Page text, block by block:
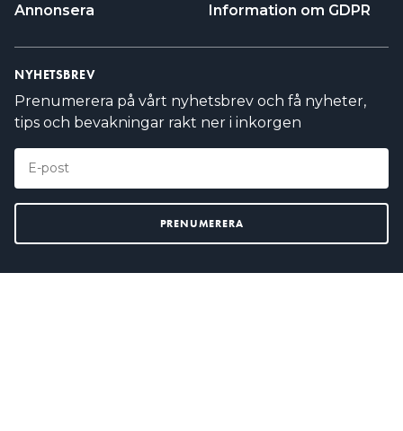
Annonsera Information om GDPR
NYHETSBREV
Prenumerera på vårt nyhetsbrev och få nyheter,
tips och bevakningar rakt ner i inkorgen